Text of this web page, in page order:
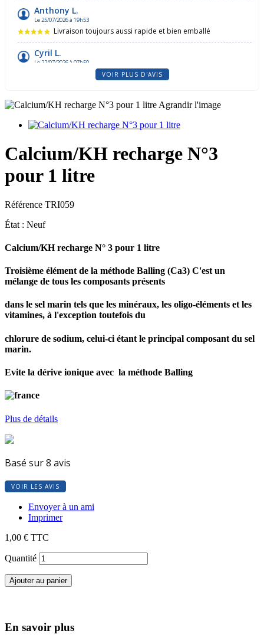
VOIR PLUS D'AVIS
Agrandir l'image
Calcium/KH recharge N°3
pour 1 litre
Référence TRI059
État : Neuf
Calcium/KH recharge N° 3 pour 1 litre
Troisième élément de la méthode Balling (Ca3) C'est un
mélange de tous les composants présents
dans le sel marin tels que les minéraux, les oligo-éléments et les
vitamines, à l'exception toutefois du
chlorure de sodium, celui-ci étant le principal composant du sel
marin.
Evite la dérive ionique avec la méthode Balling
Plus de détails
Basé sur 8 avis
VOIR LES AVIS
Envoyer à un ami
Imprimer
1,00 € TTC
Quantité
Ajouter au panier
En savoir plus